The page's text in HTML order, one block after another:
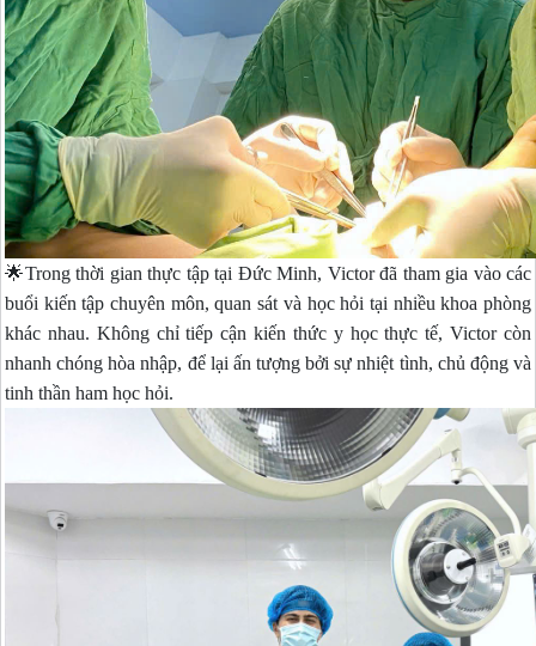
🌟Trong thời gian thực tập tại Đức Minh, Victor đã tham gia vào các
buổi kiến tập chuyên môn, quan sát và học hỏi tại nhiều khoa phòng
khác nhau. Không chỉ tiếp cận kiến thức y học thực tế, Victor còn
nhanh chóng hòa nhập, để lại ấn tượng bởi sự nhiệt tình, chủ động và
tinh thần ham học hỏi.